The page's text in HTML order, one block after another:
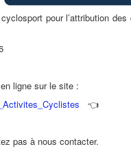
pour l’attribution
ligne sur le site :
👈
pas à nous contacter.